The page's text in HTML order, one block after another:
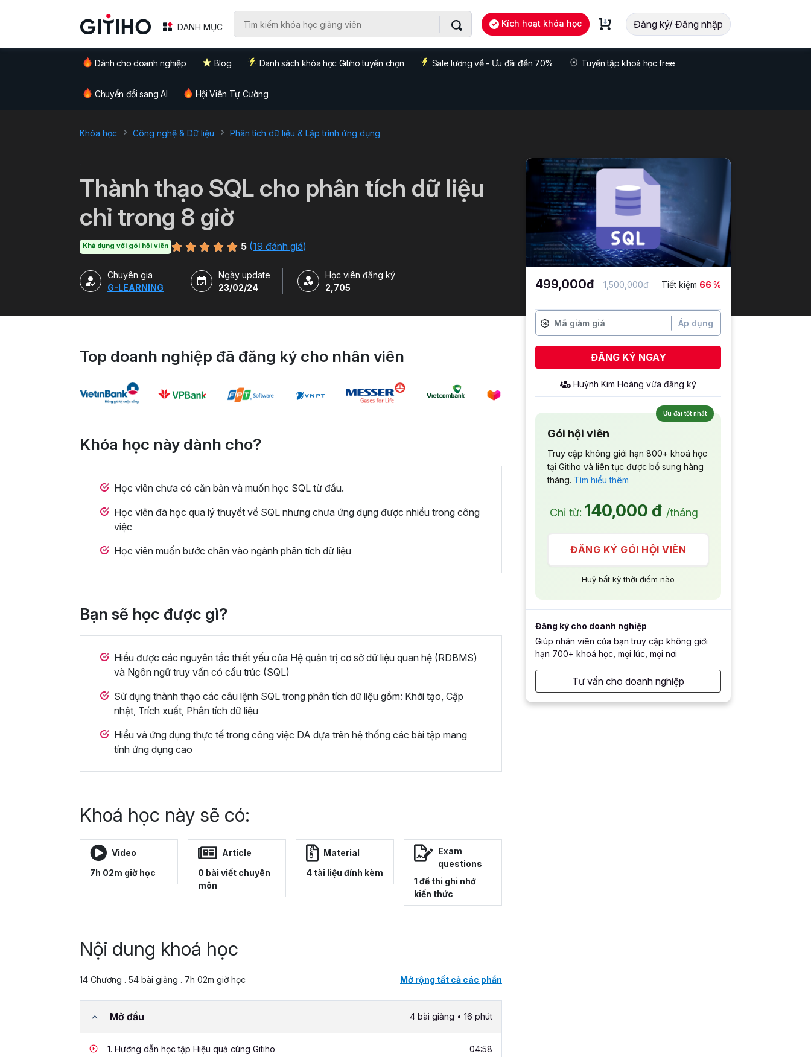
DANH MỤC Kích hoạt khóa học Đăng ký/ Đăng nhập
Dành cho doanh nghiệp Blog Danh sách khóa học Gitiho tuyển chọn Sale lương về - Ưu đãi đến 70% Tuyển tập khoá học free
Chuyển đổi sang AI Hội Viên Tự Cường
Khóa học Công nghệ & Dữ liệu Phân tích dữ liệu & Lập trình ứng dụng
Thành thạo SQL cho phân tích dữ liệu
chỉ trong 8 giờ
Khả dụng với gói hội viên 5 (19 đánh giá)
Chuyên gia
G-LEARNING
Ngày update
23/02/24
Học viên đăng ký
2,705
Top doanh nghiệp đã đăng ký cho nhân viên
Khóa học này dành cho?
Học viên chưa có căn bản và muốn học SQL từ đầu.
Học viên đã học qua lý thuyết về SQL nhưng chưa ứng dụng được nhiều trong công
việc
Học viên muốn bước chân vào ngành phân tích dữ liệu
Bạn sẽ học được gì?
Hiểu được các nguyên tắc thiết yếu của Hệ quản trị cơ sở dữ liệu quan hệ (RDBMS)
và Ngôn ngữ truy vấn có cấu trúc (SQL)
Sử dụng thành thạo các câu lệnh SQL trong phân tích dữ liệu gồm: Khởi tạo, Cập
nhật, Trích xuất, Phân tích dữ liệu
Hiểu và ứng dụng thực tế trong công việc DA dựa trên hệ thống các bài tập mang
tính ứng dụng cao
Khoá học này sẽ có:
Video
7h 02m giờ học
Article
0 bài viết chuyên
môn
Material
4 tài liệu đính kèm
Exam
questions
1 đề thi ghi nhớ
kiến thức
Nội dung khoá học
14 Chương . 54 bài giảng . 7h 02m giờ học Mở rộng tất cả các phần
Mở đầu 4 bài giảng • 16 phút
1. Hướng dẫn học tập Hiệu quả cùng Gitiho 04:58
499,000đ 1,500,000đ Tiết kiệm 66 %
Áp dụng
ĐĂNG KÝ NGAY
Huỳnh Kim Hoàng vừa đăng ký
Ưu đãi tốt nhất
Gói hội viên
Truy cập không giới hạn 800+ khoá học
tại Gitiho và liên tục được bổ sung hàng
tháng. Tìm hiểu thêm
Chỉ từ: 140,000 đ /tháng
ĐĂNG KÝ GÓI HỘI VIÊN
Huỷ bất kỳ thời điểm nào
Đăng ký cho doanh nghiệp
Giúp nhân viên của bạn truy cập không giới
hạn 700+ khoá học, mọi lúc, mọi nơi
Tư vấn cho doanh nghiệp